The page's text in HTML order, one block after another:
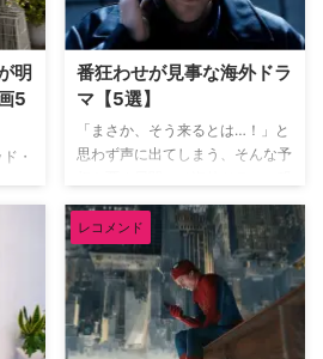
明
5
・
、映
社
作
の
デヴ
優人
番狂わせが見事な海外ドラ
マ【5選】
「まさか、そう来るとは…！」と
思わず声に出てしまう、そんな予
醐味だろう。巧みに張り巡らされ
た伏線や衝撃のドンデン返しに、
気づけば最後まで一気見してしま
うことも。そんな予想を鮮やかに
裏切る番狂わせが見事な海外ドラ
マを米TV Lineが取り上げている
ので、そのうち5作品を紹介しよ
レコメンド